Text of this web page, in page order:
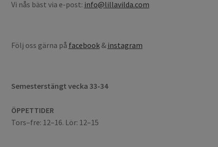
Vi nås bäst via e-post: info@lillavilda.com
Följ oss gärna på facebook& instagram
Semesterstängt vecka 33-34
ÖPPETTIDER
Tors–fre: 12–16. Lör: 12–15